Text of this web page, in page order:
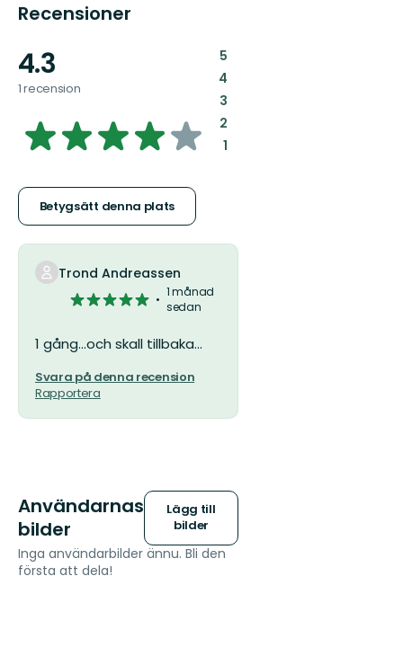
Recensioner
4.3
1 recension
4.258019525801953
5
stjärnor
Betygsätt denna plats
5:
4:
3:
2:
1:
Trond Andreassen
5
5
stjärnor
1 månad
sedan
1 gång...och skall tillbaka...
Svara på denna recension
Rapportera
Användarnas
bilder
Lägg till
bilder
Inga användarbilder ännu. Bli den
första att dela!